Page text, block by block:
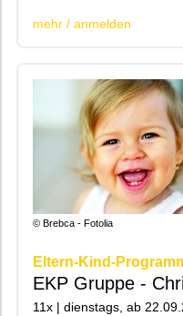
mehr / anmelden
© Brebca - Fotolia
Eltern-Kind-
EKP Gruppe -
11x | dienstags, ab